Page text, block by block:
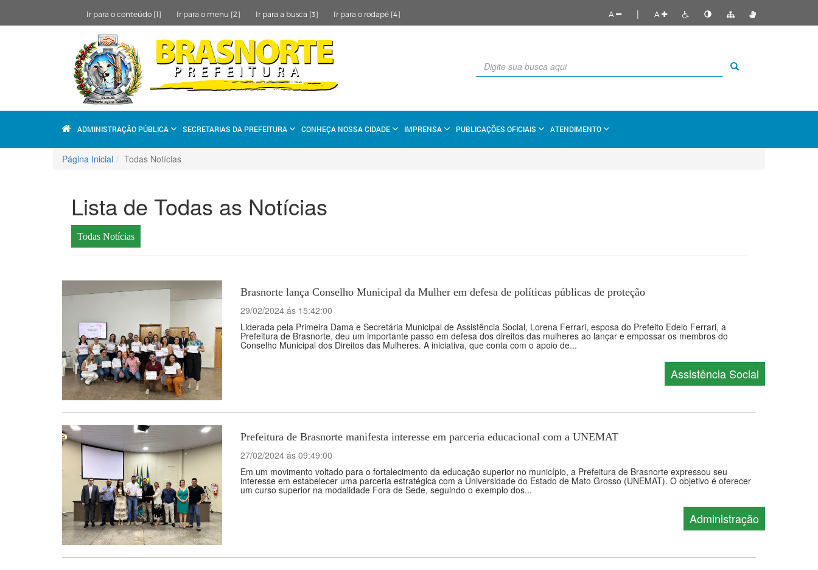
Ir para o conteúdo [1] Ir para o menu [2] Ir para a busca [3] Ir para o rodapé [4] A | A
ADMINISTRAÇÃO PÚBLICA SECRETARIAS DA PREFEITURA CONHEÇA NOSSA CIDADE IMPRENSA PUBLICAÇÕES OFICIAIS ATENDIMENTO
Página Inicial Todas Notícias
Lista de Todas as Notícias
Todas Notícias
Brasnorte lança Conselho Municipal da Mulher em defesa de políticas públicas de proteção
29/02/2024 ás 15:42:00
Liderada pela Primeira Dama e Secretária Municipal de Assistência Social, Lorena Ferrari, esposa do Prefeito Edelo Ferrari, a
Prefeitura de Brasnorte, deu um importante passo em defesa dos direitos das mulheres ao lançar e empossar os membros do
Conselho Municipal dos Direitos das Mulheres. A iniciativa, que conta com o apoio de...
Assistência Social
Prefeitura de Brasnorte manifesta interesse em parceria educacional com a UNEMAT
27/02/2024 ás 09:49:00
Em um movimento voltado para o fortalecimento da educação superior no município, a Prefeitura de Brasnorte expressou seu
interesse em estabelecer uma parceria estratégica com a Universidade do Estado de Mato Grosso (UNEMAT). O objetivo é oferecer
um curso superior na modalidade Fora de Sede, seguindo o exemplo dos...
Administração